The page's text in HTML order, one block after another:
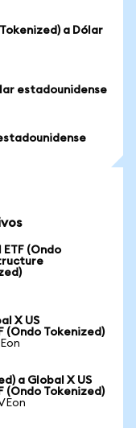
a Dólar
estadounidense
ETF (Ondo
X US
(Ondo Tokenized)
a Global X US
(Ondo Tokenized)